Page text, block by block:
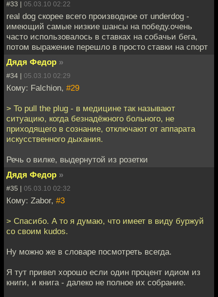
#33 | 05.03.10 02:22
real dog скорее всего производное от underdog -
имеющий самые низкие шансы на победу.очень
часто использовалось в ставках на собачьи бега,
потом выражение перешло в просто ставки на спорт
Дядя Федор »
#34 | 05.03.10 02:29
Кому: Falchion, #29
> To pull the plug - в медицине так называют
ситуацию, когда безнадёжного больного, не
приходящего в сознание, отключают от аппарата
искусственного дыхания.
Речь о вилке, выдернутой из розетки
Дядя Федор »
#35 | 05.03.10 02:32
Кому: Zabor, #3
> Спасибо. А то я думаю, что имеет в виду буржуй
со своим kudos.
Ну можно же в словаре посмотреть всегда.
Я тут привел хорошо если один процент идиом из
книги, и книга - далеко не полное их собрание.